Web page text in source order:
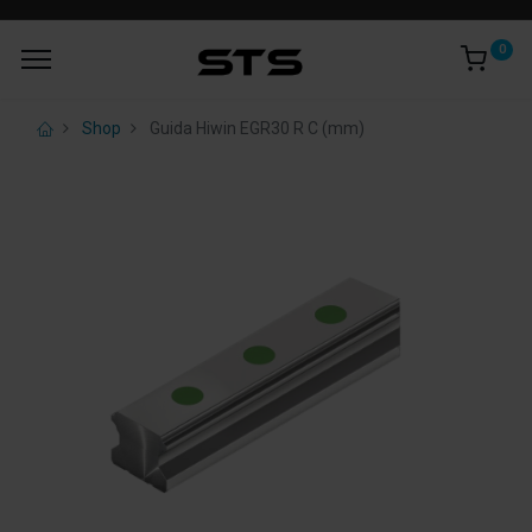
0
Shop Guida Hiwin EGR30 R C (mm)